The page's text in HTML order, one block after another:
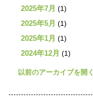
2025年7月 (1)
2025年5月 (1)
2025年1月 (1)
2024年12月 (1)